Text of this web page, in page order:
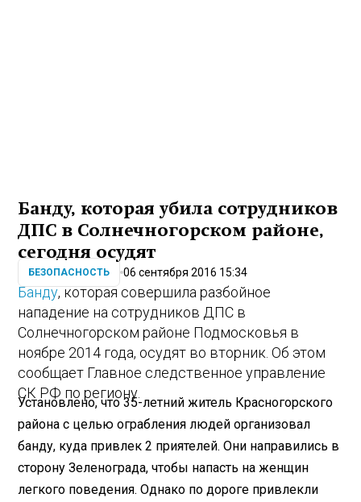
Банду, которая убила сотрудников
ДПС в Солнечногорском районе,
сегодня осудят
БЕЗОПАСНОСТЬ 06 сентября 2016 15:34
Банду, которая совершила разбойное
нападение на сотрудников ДПС в
Солнечногорском районе Подмосковья в
ноябре 2014 года, осудят во вторник. Об этом
сообщает Главное следственное управление
СК РФ по региону.
Установлено, что 35-летний житель Красногорского
района с целью ограбления людей организовал
банду, куда привлек 2 приятелей. Они направились в
сторону Зеленограда, чтобы напасть на женщин
легкого поведения. Однако по дороге привлекли